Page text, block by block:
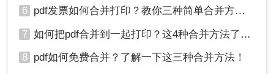
6 pdf发票如何合并打印？教你三种简单合并方法！
7 如何把pdf合并到一起打印？这4种合并方法了解一下！
8 pdf如何免费合并？了解一下这三种合并方法！